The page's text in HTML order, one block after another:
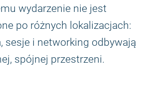
wydarzenie nie jest
po różnych lokalizacjach:
sesje i networking odbywają
spójnej przestrzeni.